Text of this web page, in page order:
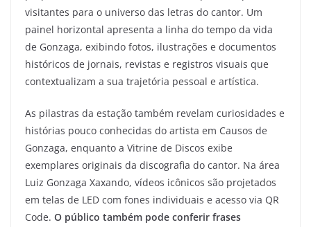
visitantes para o universo das letras do cantor. Um
painel horizontal apresenta a linha do tempo da vida
de Gonzaga, exibindo fotos, ilustrações e documentos
históricos de jornais, revistas e registros visuais que
contextualizam a sua trajetória pessoal e artística.
As pilastras da estação também revelam curiosidades e
histórias pouco conhecidas do artista em Causos de
Gonzaga, enquanto a Vitrine de Discos exibe
exemplares originais da discografia do cantor. Na área
Luiz Gonzaga Xaxando, vídeos icônicos são projetados
em telas de LED com fones individuais e acesso via QR
Code. O público também pode conferir frases